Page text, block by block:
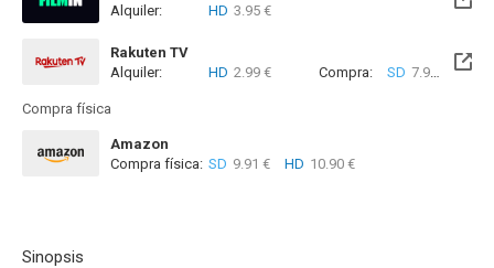
Disponible hasta el Lun, 01 Feb 2027 (Quedan 5 meses)
Alquiler: HD 3.95 €
Rakuten TV
Alquiler:
HD 2.99 € Compra: SD 7.99 € HD
Compra física
Amazon
Compra física: SD 9.91 € HD 10.90 €
Sinopsis